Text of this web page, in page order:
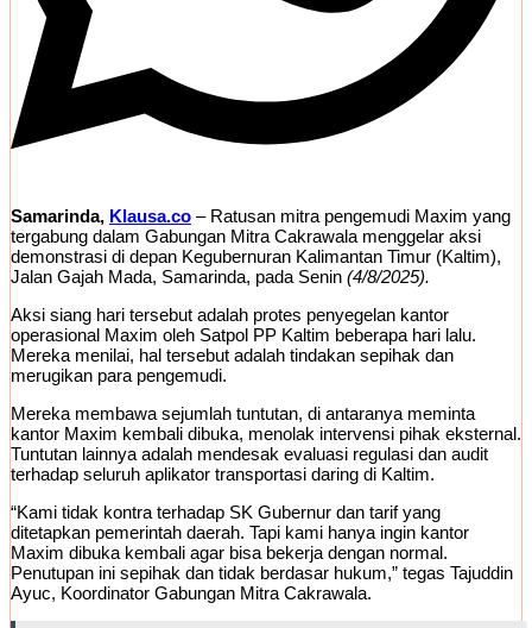
Samarinda, Klausa.co – Ratusan mitra pengemudi Maxim yang
tergabung dalam Gabungan Mitra Cakrawala menggelar aksi
demonstrasi di depan Kegubernuran Kalimantan Timur (Kaltim),
Jalan Gajah Mada, Samarinda, pada Senin (4/8/2025).
Aksi siang hari tersebut adalah protes penyegelan kantor
operasional Maxim oleh Satpol PP Kaltim beberapa hari lalu.
Mereka menilai, hal tersebut adalah tindakan sepihak dan
merugikan para pengemudi.
Mereka membawa sejumlah tuntutan, di antaranya meminta
kantor Maxim kembali dibuka, menolak intervensi pihak eksternal.
Tuntutan lainnya adalah mendesak evaluasi regulasi dan audit
terhadap seluruh aplikator transportasi daring di Kaltim.
“Kami tidak kontra terhadap SK Gubernur dan tarif yang
ditetapkan pemerintah daerah. Tapi kami hanya ingin kantor
Maxim dibuka kembali agar bisa bekerja dengan normal.
Penutupan ini sepihak dan tidak berdasar hukum,” tegas Tajuddin
Ayuc, Koordinator Gabungan Mitra Cakrawala.